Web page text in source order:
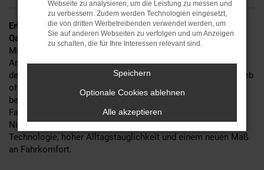
Erleben Sie elektrisierende Fahrfreude – mit dem Nissan
Qashqai e-POWER.
Mit seinem markanten Design, dem innovativen e-POWER
Antrieb und einem komfortablen, modernen Innenraum
definiert er urbanes Fahren neu. Der einzigartige Elektroantrieb
ohne Ladestopp kombiniert Effizienz mit Dynamik – für ein
besonders leises, reaktionsschnelles und entspanntes
Fahrerlebnis. Ob in der Stadt oder auf der Autobahn: Der
Nissan Qashqai e-POWER begeistert mit intelligenter
Technologie, hoher Alltagstauglichkeit und einem neuen Maß
an Fahrkomfort.
Webseite zu analysieren, um die Leistung zu messen und
zu verbessern. Zudem werden Technologien eingesetzt,
die von dritten Werbetreibenden verwendet werden, um
Sie auf anderen Webseiten zu verfolgen und um Anzeigen
zu schalten, die für Ihre Interessen relevant sind.
Speichern
Optionale Cookies ablehnen
Alle akzeptieren